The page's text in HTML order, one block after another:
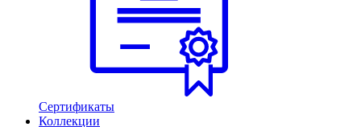
Сертификаты
Коллекции